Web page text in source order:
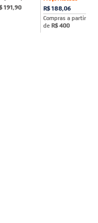
R$ 188,06
Compras a partir
de R$ 400
191,90